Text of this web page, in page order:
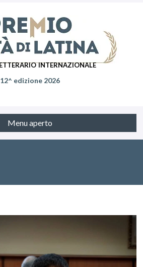
internazionale
12^ edizione 2026
Menu aperto